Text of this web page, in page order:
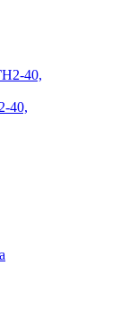
40,